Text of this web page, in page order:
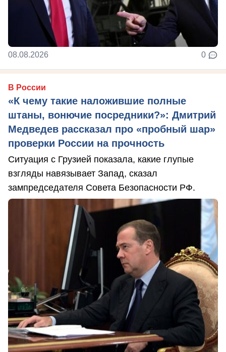
08.08.2026 0
В России
«К чему такие наложившие полные
штаны, вонючие посредники?»: Дмитрий
Медведев рассказал про «пробный шар»
проверки России на прочность
Ситуация с Грузией показала, какие глупые
взгляды навязывает Запад, сказал
зампредседателя Совета Безопасности РФ.